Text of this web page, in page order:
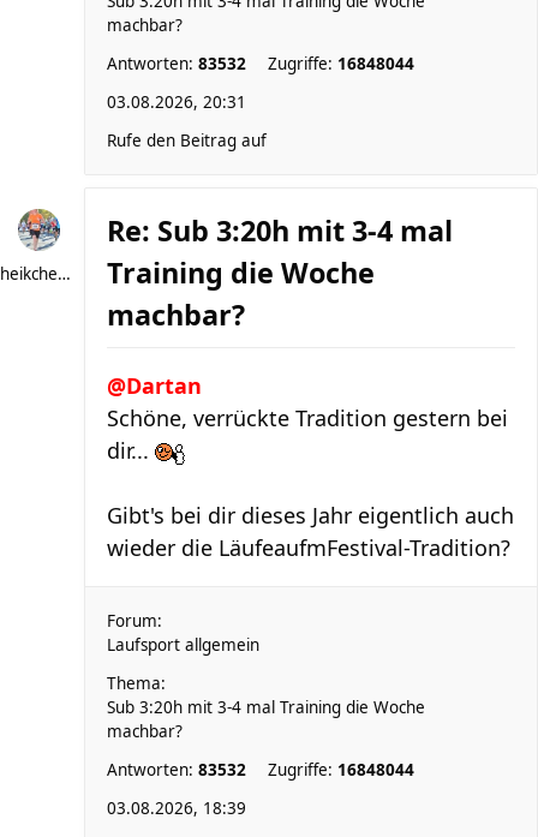
machbar?
Antworten: 83532 Zugriffe: 16848044
03.08.2026, 20:31
Rufe den Beitrag auf
heikchen007
Re: Sub 3:20h mit 3-4 mal
Training die Woche
machbar?
@Dartan
Schöne, verrückte Tradition gestern bei
dir...
Gibt's bei dir dieses Jahr eigentlich auch
wieder die LäufeaufmFestival-Tradition?
Forum:
Laufsport allgemein
Thema:
Sub 3:20h mit 3-4 mal Training die Woche
machbar?
Antworten: 83532 Zugriffe: 16848044
03.08.2026, 18:39